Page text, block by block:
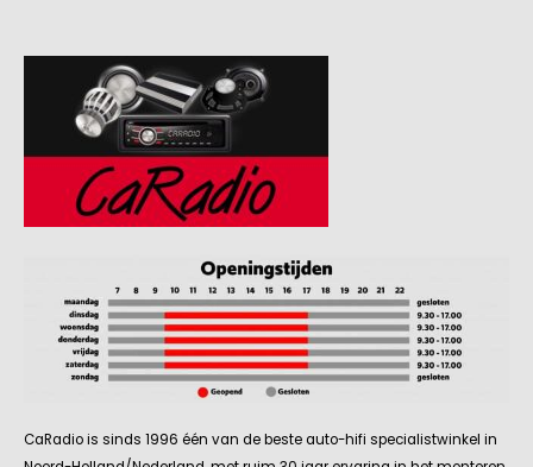
CaRadio is sinds 1996 één van de beste auto-hifi specialistwinkel in